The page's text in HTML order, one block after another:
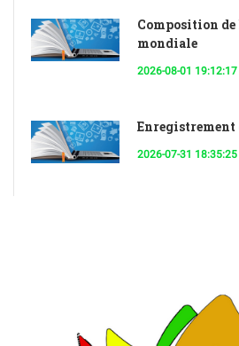
Composition
mondiale
2026-08-01 19:12:17
Enregistrement
2026-07-31 18:35:25